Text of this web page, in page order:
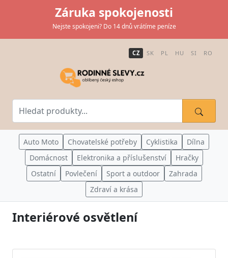
Záruka spokojenosti
Nejste spokojeni? Do 14 dnů vrátíme peníze
CZ SK PL HU SI RO
Auto Moto Chovatelské potřeby Cyklistika
Dílna
Domácnost
Elektronika a příslušenství
Hračky
Ostatní
Povlečení Sport a outdoor
Zahrada
Zdraví a krása
Interiérové osvětlení